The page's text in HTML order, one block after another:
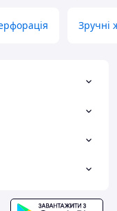
Зручні